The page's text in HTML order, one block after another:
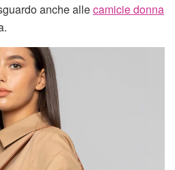
anche allecamicie donna